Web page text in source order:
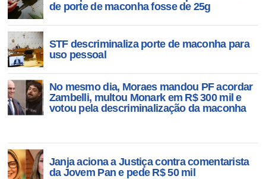
de porte de maconha fosse de 25g
STF descriminaliza porte de maconha para
uso pessoal
No mesmo dia, Moraes mandou PF acordar
Zambelli, multou Monark em R$ 300 mil e
votou pela descriminalização da maconha
Janja aciona a Justiça contra comentarista
da Jovem Pan e pede R$ 50 mil